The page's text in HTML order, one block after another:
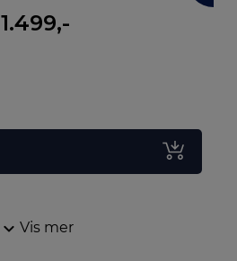
1.499,-
Vis mer